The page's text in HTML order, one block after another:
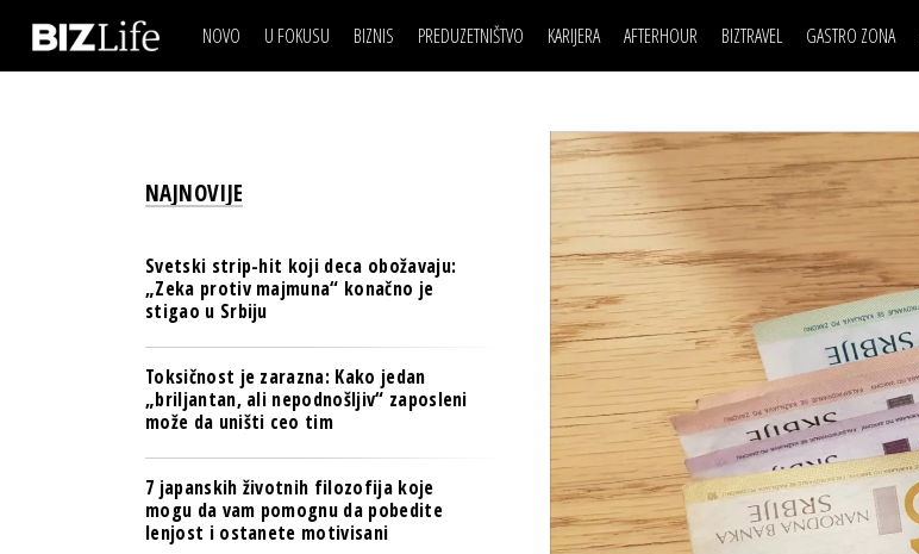
NOVO U FOKUSU BIZNIS
BANKE
TECH I AI
BIZNIS & SPORT
PULS REGIONA
NOVO NA RAFU
PREDUZETNIŠTVO KARIJERA
LJUDI (HR)
MOJ UGAO
USAVRŠAVANJE
KNOW-HOW
AFTERHOUR
KNJIGE
AUTO SVET
STIL
WELLBEING
BIZTRAVEL GASTRO ZONA
IZJAVA DANABIZNIS SCENA
BREND I KOMUNIKACIJE
OSIGURANJE
TECH I AI
PULS REGIONA
POSAO
MOJ UGAO
USAVRŠAVANJE
KNOW-HOW
FILM I SCENA
AUTO SVET
WELLBEING
NAJNOVIJE
Svetski strip-hit koji deca obožavaju:
„Zeka protiv majmuna“ konačno je
stigao u Srbiju
Toksičnost je zarazna: Kako jedan
„briljantan, ali nepodnošljiv“ zaposleni
može da uništi ceo tim
7 japanskih životnih filozofija koje
mogu da vam pomognu da pobedite
lenjost i ostanete motivisani